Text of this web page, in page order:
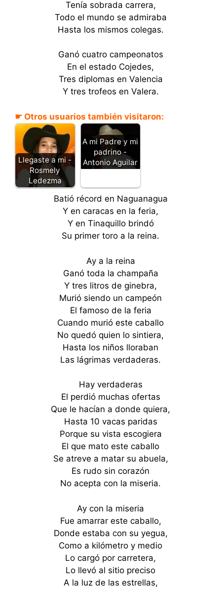
Tenía sobrada carrera,
Todo el mundo se admiraba
Hasta los mismos colegas.
Ganó cuatro campeonatos
En el estado Cojedes,
Tres diplomas en Valencia
Y tres trofeos en Valera.
☛ Otros usuarios también visitaron:
Llegaste a mi -
Rosmely
Ledezma
A mi Padre y mi
padrino -
Antonio Aguilar
Batió récord en Naguanagua
Y en caracas en la feria,
Y en Tinaquillo brindó
Su primer toro a la reina.
Ay a la reina
Ganó toda la champaña
Y tres litros de ginebra,
Murió siendo un campeón
El famoso de la feria
Cuando murió este caballo
No quedó quien lo sintiera,
Hasta los niños lloraban
Las lágrimas verdaderas.
Hay verdaderas
El perdió muchas ofertas
Que le hacían a donde quiera,
Hasta 10 vacas paridas
Porque su vista escogiera
El que mato este caballo
Se atreve a matar su abuela,
Es rudo sin corazón
No acepta con la miseria.
Ay con la miseria
Fue amarrar este caballo,
Donde estaba con su yegua,
Como a kilómetro y medio
Lo cargó por carretera,
Lo llevó al sitio preciso
A la luz de las estrellas,